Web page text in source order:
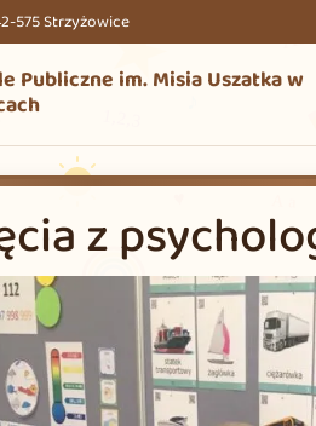
575 Strzyżowice
Publiczne im. Misia Uszatka w
z